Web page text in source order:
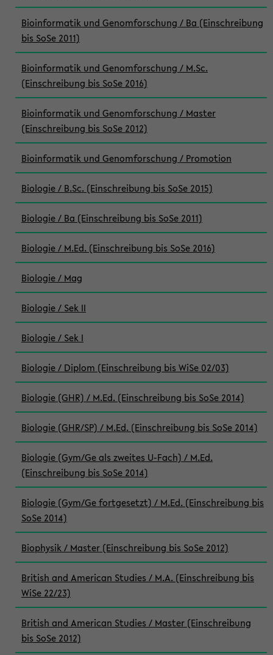
Bioinformatik und Genomforschung / Ba (Einschreibung
bis SoSe 2011)
Bioinformatik und Genomforschung / M.Sc.
(Einschreibung bis SoSe 2016)
Bioinformatik und Genomforschung / Master
(Einschreibung bis SoSe 2012)
Bioinformatik und Genomforschung / Promotion
Biologie / B.Sc. (Einschreibung bis SoSe 2015)
Biologie / Ba (Einschreibung bis SoSe 2011)
Biologie / M.Ed. (Einschreibung bis SoSe 2016)
Biologie / Mag
Biologie / Sek II
Biologie / Sek I
Biologie / Diplom (Einschreibung bis WiSe 02/03)
Biologie (GHR) / M.Ed. (Einschreibung bis SoSe 2014)
Biologie (GHR/SP) / M.Ed. (Einschreibung bis SoSe 2014)
Biologie (Gym/Ge als zweites U-Fach) / M.Ed.
(Einschreibung bis SoSe 2014)
Biologie (Gym/Ge fortgesetzt) / M.Ed. (Einschreibung bis
SoSe 2014)
Biophysik / Master (Einschreibung bis SoSe 2012)
British and American Studies / M.A. (Einschreibung bis
WiSe 22/23)
British and American Studies / Master (Einschreibung
bis SoSe 2012)